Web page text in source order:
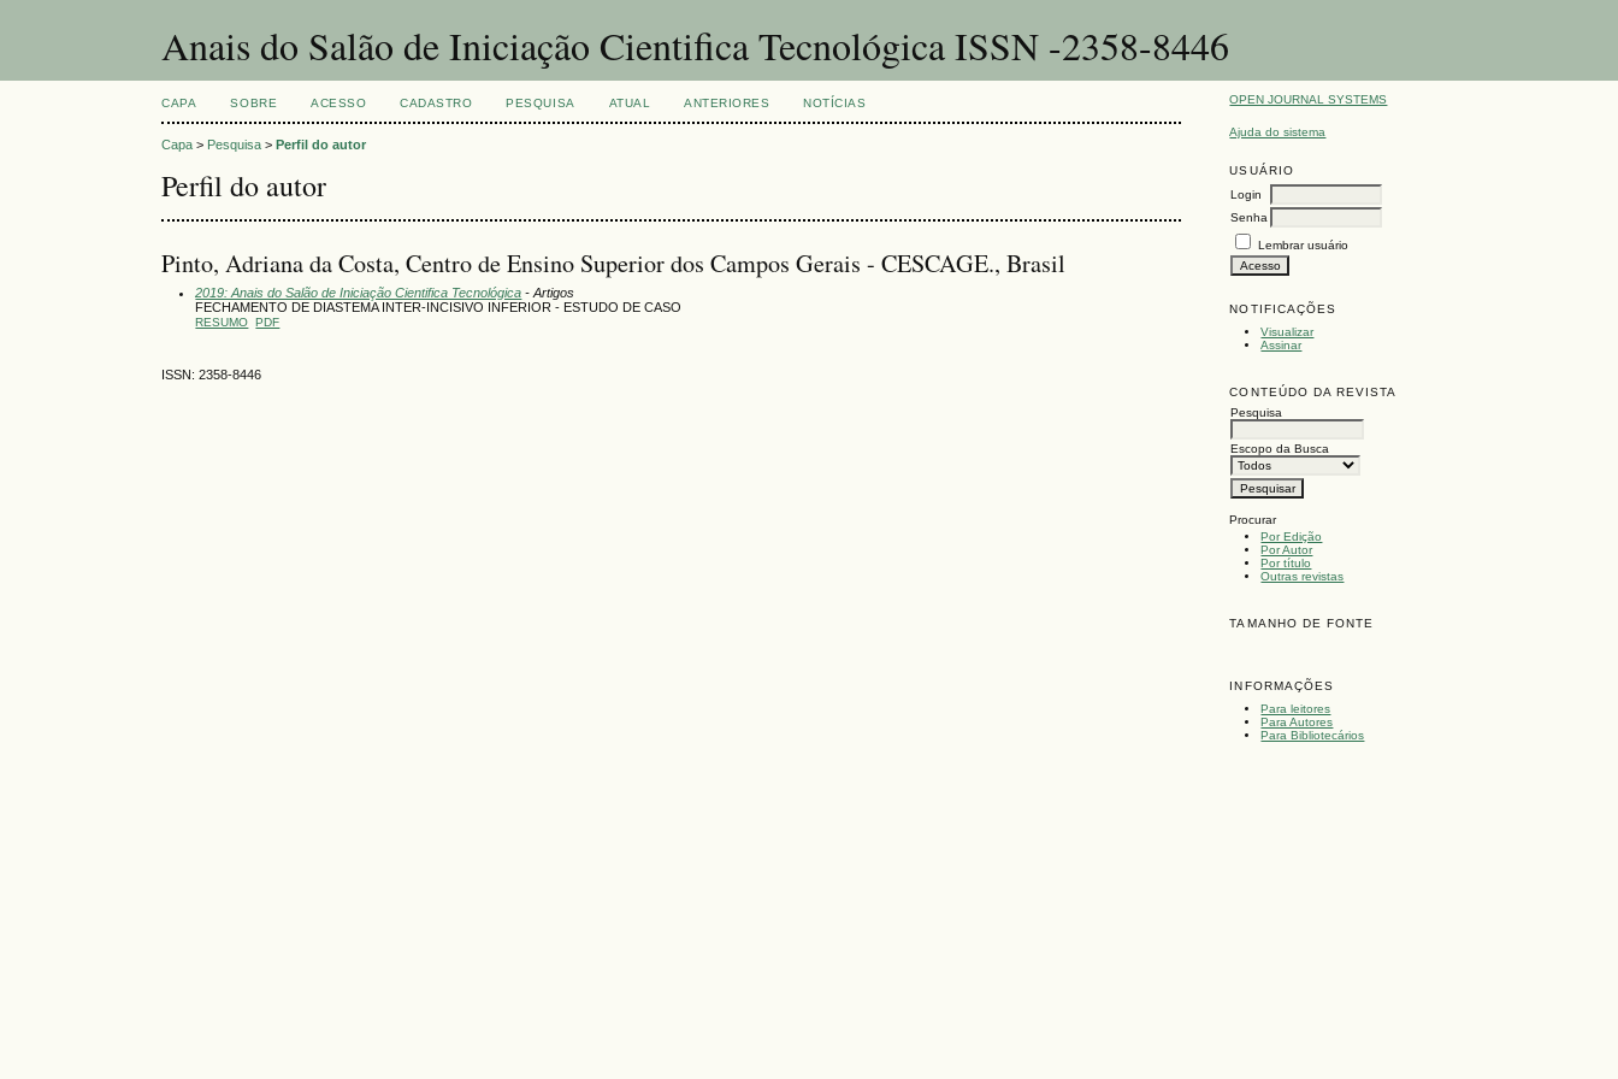
Anais do Salão de Iniciação Cientifica Tecnológica ISSN -2358-8446
OPEN JOURNAL SYSTEMS
Ajuda do sistema
USUÁRIO
Login
Senha
Lembrar usuário
NOTIFICAÇÕES
Visualizar
Assinar
CONTEÚDO DA REVISTA
Pesquisa
Escopo da Busca
Procurar
Por Edição
Por Autor
Por título
Outras revistas
TAMANHO DE FONTE
INFORMAÇÕES
Para leitores
Para Autores
Para Bibliotecários
CAPA SOBRE ACESSO CADASTRO PESQUISA ATUAL ANTERIORES NOTÍCIAS
Capa > Pesquisa >Perfil do autor
Perfil do autor
Pinto, Adriana da Costa, Centro de Ensino Superior dos Campos Gerais - CESCAGE., Brasil
2019: Anais do Salão de Iniciação Cientifica Tecnológica - Artigos
FECHAMENTO DE DIASTEMA INTER-INCISIVO INFERIOR - ESTUDO DE CASO
RESUMO PDF
ISSN: 2358-8446